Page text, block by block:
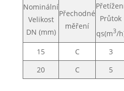
Nominální
Velikost
DN (mm)
Přechodné
měření
Průtok
qs(m3/
15 C 3
20
C 5